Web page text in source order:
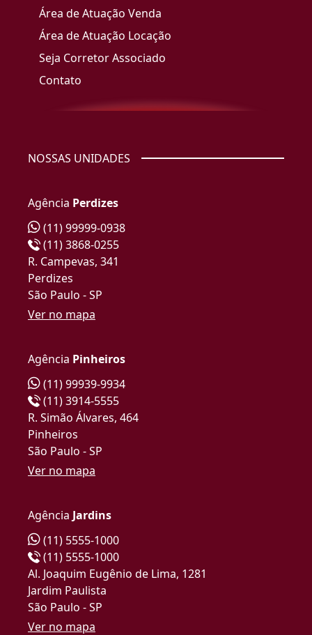
Área de Atuação Venda
Área de Atuação Locação
Seja Corretor Associado
Contato
NOSSAS UNIDADES
Agência Perdizes
(11) 99999-0938
(11) 3868-0255
R. Campevas, 341
Perdizes
São Paulo - SP
Ver no mapa
Agência Pinheiros
(11) 99939-9934
(11) 3914-5555
R. Simão Álvares, 464
Pinheiros
São Paulo - SP
Ver no mapa
Agência Jardins
(11) 5555-1000
(11) 5555-1000
Al. Joaquim Eugênio de Lima, 1281
Jardim Paulista
São Paulo - SP
Ver no mapa